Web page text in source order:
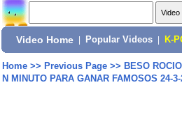
Video Home Popular Videos K-
Home>> Previous Page>> BESO
N MINUTO PARA GANAR FAMOSOS 24-3-